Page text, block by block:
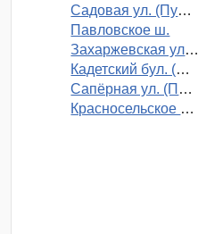
Садовая ул. (Пушкин)
Павловское ш.
Захаржевская ул. (Пушкин)
Кадетский бул. (Пушкин)
Сапёрная ул. (Пушкин)
Красносельское ш. (Пушкин)